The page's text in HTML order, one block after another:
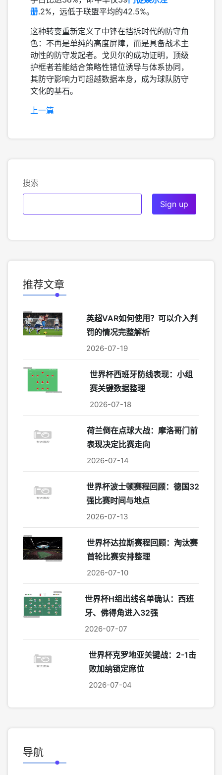
册.2%，远低于联盟平均的42.5%。
这种转变重新定义了中锋在挡拆时代的防守角
色：不再是单纯的高度屏障，而是具备战术主
动性的防守发起者。戈贝尔的成功证明，顶级
护框者若能结合策略性错位诱导与体系协同，
其防守影响力可超越数据本身，成为球队防守
文化的基石。
上一篇
搜索
推荐文章
英超VAR如何使用？可以介入判
罚的情况完整解析
2026-07-19
世界杯西班牙防线表现：小组
赛关键数据整理
2026-07-18
荷兰倒在点球大战：摩洛哥门前
表现决定比赛走向
2026-07-14
世界杯波士顿赛程回顾：德国32
强比赛时间与地点
2026-07-13
世界杯达拉斯赛程回顾：淘汰赛
首轮比赛安排整理
2026-07-10
世界杯H组出线名单确认：西班
牙、佛得角进入32强
2026-07-07
世界杯克罗地亚关键战：2-1击
败加纳锁定席位
2026-07-04
导航